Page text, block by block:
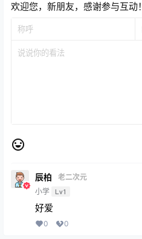
欢迎您，新朋友，感谢参与互动！
辰柏
老二次元
小学 Lv1
好爱
0 0